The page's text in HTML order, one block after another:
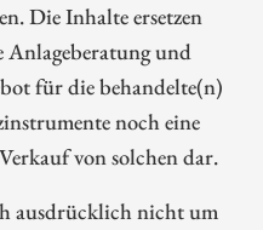
Die Inhalte ersetzen
und
für die behandelte(n)
noch eine
von solchen dar.
ausdrücklich nicht um